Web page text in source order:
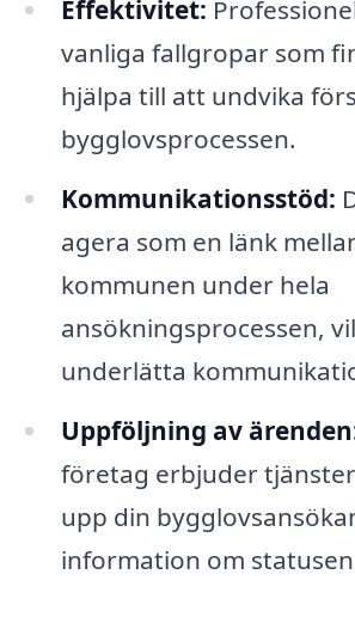
Effektivitet:
vanliga fallgropar som
hjälpa till att undvika
bygglovsprocessen.
Kommunikationsstöd:
agera som en länk
kommunen under hela
ansökningsprocessen,
underlätta
Uppföljning av
företag erbjuder
upp din
information om